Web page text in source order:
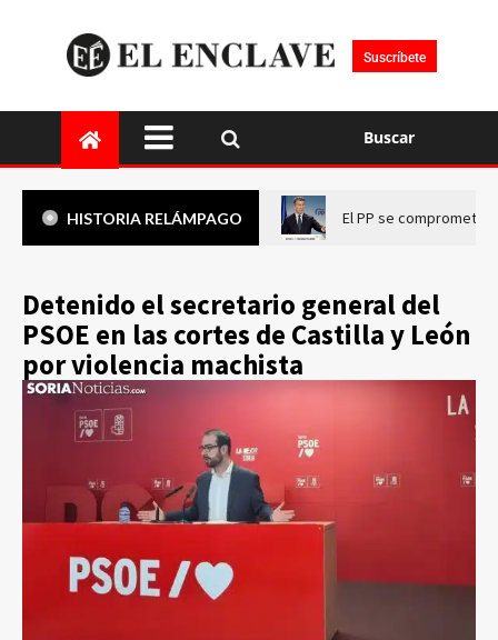
Suscríbete
Buscar
HISTORIA RELÁMPAGO El PP se compromete
Detenido el secretario general del
PSOE en las cortes de Castilla y León
por violencia machista